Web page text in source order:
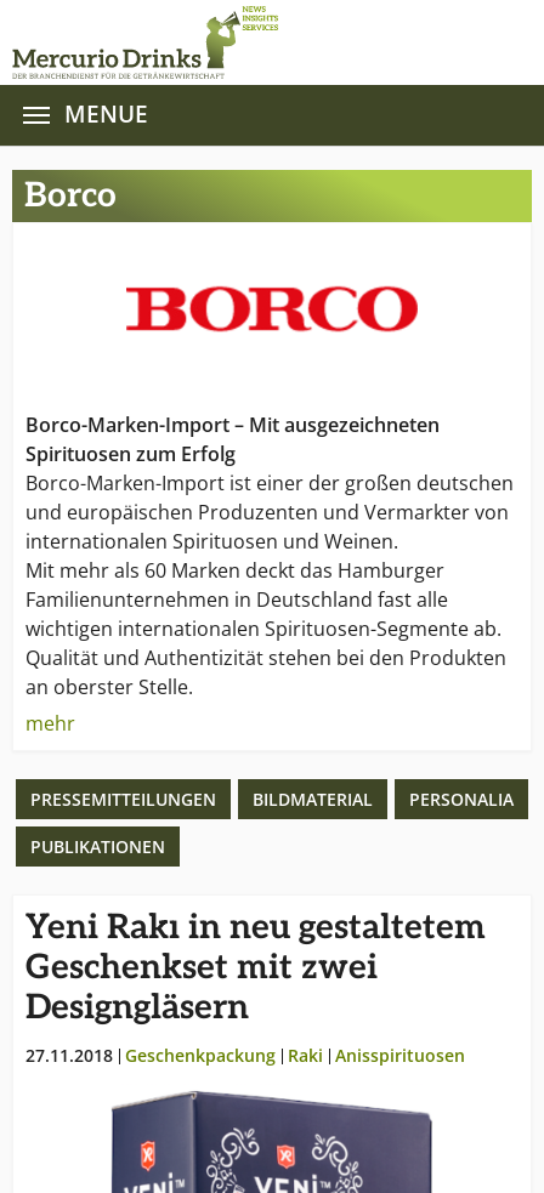
MENUE
Borco
Borco-Marken-Import – Mit ausgezeichneten
Spirituosen zum Erfolg
Borco-Marken-Import ist einer der großen deutschen
und europäischen Produzenten und Vermarkter von
internationalen Spirituosen und Weinen.
Mit mehr als 60 Marken deckt das Hamburger
Familienunternehmen in Deutschland fast alle
wichtigen internationalen Spirituosen-Segmente ab.
Qualität und Authentizität stehen bei den Produkten
an oberster Stelle.
Borco-Marken mit insgesamt 12 Medaillen bei der
„International Wine & Spirits Competition 2007“. Das
Erfolgsrezept: Überzeugende, starke Marken und die
richtige Strategie.
1948 wurde BORCO Borm & Co. in Hamburg
gegründet. Eine Erweiterung erfolgte 1972 durch die
Neugründung von BORCO-Marken-Import. Von
Anfang an zu 100 % im Besitz der Familie Matthiesen,
internationalen und unabhängigen Anbieter der
mehr
PRESSEMITTEILUNGEN BILDMATERIAL PERSONALIA
PUBLIKATIONEN
Yeni Rakı in neu gestaltetem
Geschenkset mit zwei
Designgläsern
27.11.2018 Geschenkpackung Raki Anisspirituosen